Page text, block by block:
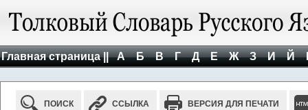
Главная страница || А Б В Г Д Е Ж З И Й
ПОИСК ССЫЛКА ВЕРСИЯ ДЛЯ ПЕЧАТИ